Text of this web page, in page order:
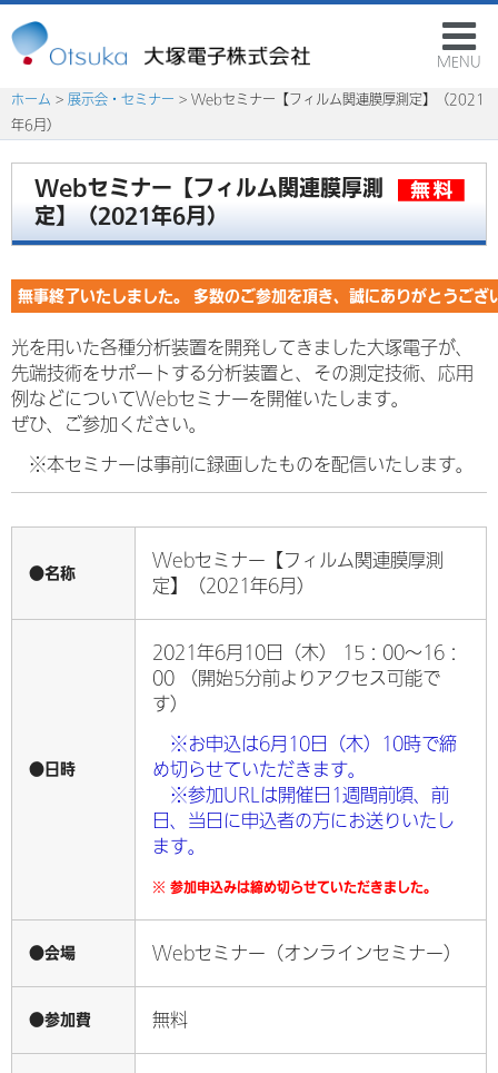
MENU
ホーム > 展示会・セミナー > Webセミナー【フィルム関連膜厚測定】（2021
年6月）
Webセミナー【フィルム関連膜厚測
定】（2021年6月）
無事終了いたしました。 多数のご参加を頂き、誠にありがとうござ
光を用いた各種分析装置を開発してきました大塚電子が、
先端技術をサポートする分析装置と、その測定技術、応用
例などについてWebセミナーを開催いたします。
ぜひ、ご参加ください。
※本セミナーは事前に録画したものを配信いたします。
●名称
Webセミナー【フィルム関連膜厚測
定】（2021年6月）
●日時
2021年6月10日（木） 15：00～16：
00 （開始5分前よりアクセス可能で
す）
※お申込は6月10日（木）10時で締
め切らせていただきます。
※参加URLは開催日1週間前頃、前
日、当日に申込者の方にお送りいたし
ます。
※ 参加申込みは締め切らせていただきました。
●会場 Webセミナー（オンラインセミナー）
●参加費 無料